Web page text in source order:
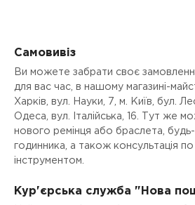
Самовивіз
Ви можете забрати своє
для вас час, в нашому магазині-
Харків, вул. Науки, 7, м. Київ, бул.
Одеса, вул. Італійська, 16. Тут же
нового ремінця або браслета,
годинника, а також консультація
інструментом.
Кур'єрська служба "Нова